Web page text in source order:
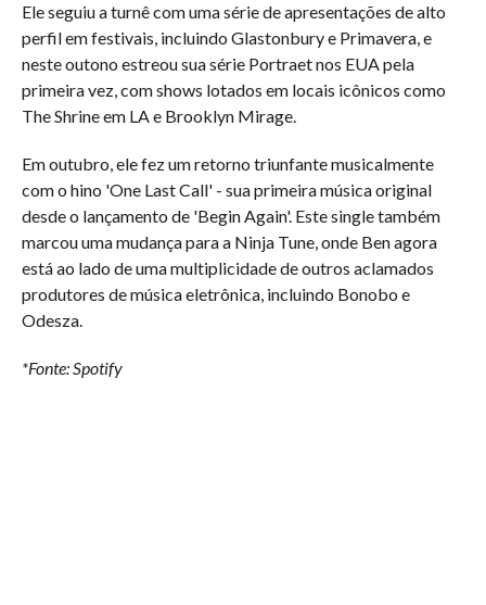
Ele seguiu a turnê com uma série de apresentações de alto
perfil em festivais, incluindo Glastonbury e Primavera, e
neste outono estreou sua série Portraet nos EUA pela
primeira vez, com shows lotados em locais icônicos como
The Shrine em LA e Brooklyn Mirage.
Em outubro, ele fez um retorno triunfante musicalmente
com o hino 'One Last Call' - sua primeira música original
desde o lançamento de 'Begin Again'. Este single também
marcou uma mudança para a Ninja Tune, onde Ben agora
está ao lado de uma multiplicidade de outros aclamados
produtores de música eletrônica, incluindo Bonobo e
Odesza.
*Fonte: Spotify